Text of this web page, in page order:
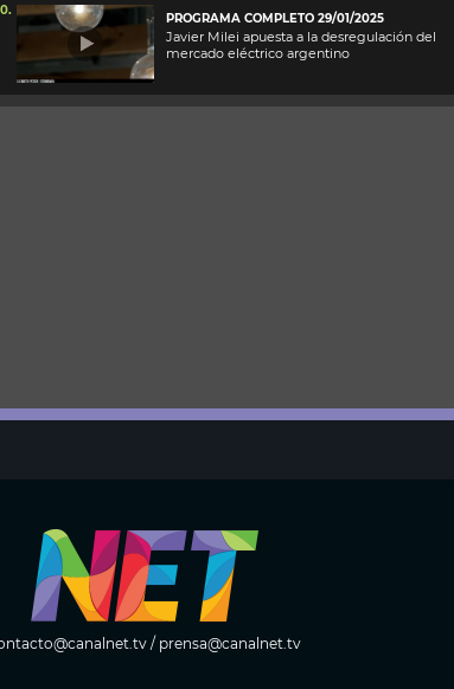
PROGRAMA COMPLETO 29/01/2025
Javier Milei apuesta a la desregulación del
mercado eléctrico argentino
/ prensa@canalnet.tv